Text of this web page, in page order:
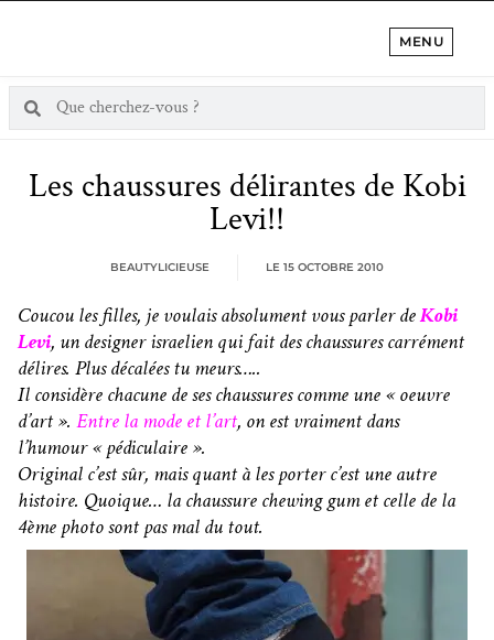
MENU
Les chaussures délirantes de Kobi
Levi!!
BEAUTYLICIEUSE LE 15 OCTOBRE 2010
Coucou les filles, je voulais absolument vous parler deKobi
Levi, un designer israelien qui fait des chaussures carrément
délires. Plus décalées tu meurs…..
Il considère chacune de ses chaussures comme une « oeuvre
d’art ». Entre la mode et l’art, on est vraiment dans
l’humour « pédiculaire ».
Original c’est sûr, mais quant à les porter c’est une autre
histoire. Quoique… la chaussure chewing gum et celle de la
4ème photo sont pas mal du tout.